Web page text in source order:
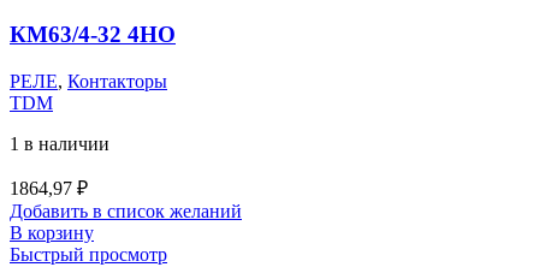
КМ63/4-32 4НО
РЕЛЕ, Контакторы
TDM
1 в наличии
1864,97 ₽
Добавить в список желаний
В корзину
Быстрый просмотр